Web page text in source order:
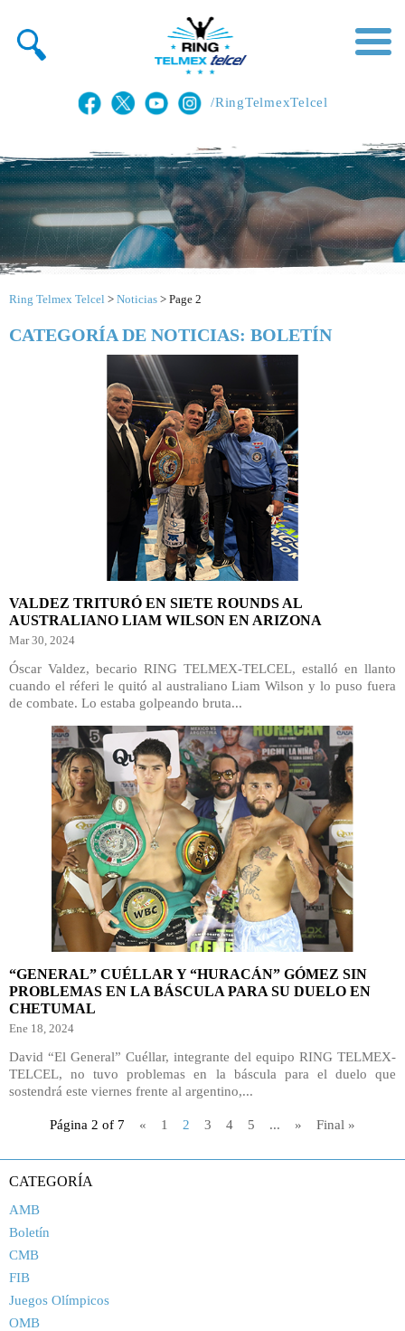
/RingTelmexTelcel
Ring Telmex Telcel > Noticias > Page 2
CATEGORÍA DE NOTICIAS: BOLETÍN
VALDEZ TRITURÓ EN SIETE ROUNDS AL
AUSTRALIANO LIAM WILSON EN ARIZONA
Mar 30, 2024
Óscar Valdez, becario RING TELMEX-TELCEL, estalló en llanto
cuando el réferi le quitó al australiano Liam Wilson y lo puso fuera
de combate. Lo estaba golpeando bruta...
“GENERAL” CUÉLLAR Y “HURACÁN” GÓMEZ SIN
PROBLEMAS EN LA BÁSCULA PARA SU DUELO EN
CHETUMAL
Ene 18, 2024
David “El General” Cuéllar, integrante del equipo RING TELMEX-
TELCEL, no tuvo problemas en la báscula para el duelo que
sostendrá este viernes frente al argentino,...
Página 2 of 7 « 1 2 3 4 5 ... » Final »
CATEGORÍA
AMB
Boletín
CMB
FIB
Juegos Olímpicos
OMB